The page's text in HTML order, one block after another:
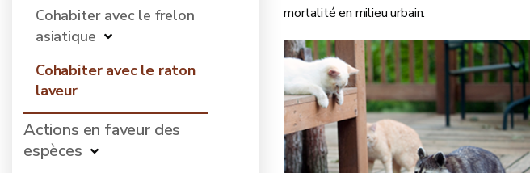
Cohabiter avec le frelon
asiatique
Cohabiter avec le raton
laveur
Actions en faveur des
espèces
mortalité en milieu urbain.